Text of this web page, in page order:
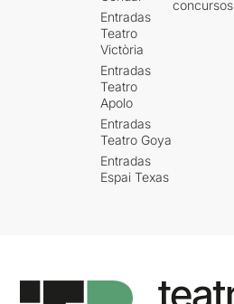
Entradas
Teatro
Victòria
Entradas
Teatro
Apolo
Entradas
Teatro Goya
Entradas
Espai Texas
concursos